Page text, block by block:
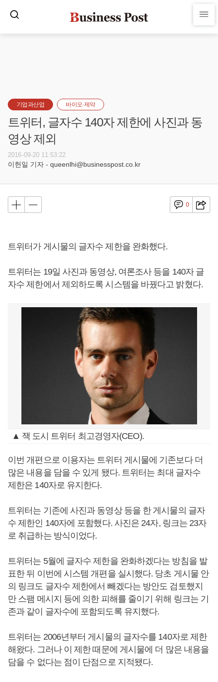
기업과산업 바이오·제약
트위터, 글자수 140자 제한에 사진과 동
영상 제외
2016-09-20 11:53:22
이헌일 기자 - queenlhi@businesspost.co.kr
0
트위터가 게시물의 글자수 제한을 완화했다.
트위터는 19일 사진과 동영상, 여론조사 등을 140자 글
자수 제한에서 제외하도록 시스템을 바꿨다고 밝혔다.
▲ 잭 도시 트위터 최고경영자(CEO).
이번 개편으로 이용자는 트위터 게시물에 기존보다 더
많은 내용을 담을 수 있게 됐다. 트위터는 최대 글자수
제한은 140자로 유지한다.
트위터는 기존에 사진과 동영상 등을 한 게시물의 글자
수 제한인 140자에 포함했다. 사진은 24자, 링크는 23자
로 취급하는 방식이었다.
트위터는 5월에 글자수 제한을 완화하겠다는 방침을 발
표한 뒤 이번에 시스템 개편을 실시했다. 당초 게시물 안
의 링크도 글자수 제한에서 빼겠다는 방안도 검토했지
만 스팸 메시지 등에 의한 피해를 줄이기 위해 링크는 기
존과 같이 글자수에 포함되도록 유지했다.
트위터는 2006년부터 게시물의 글자수를 140자로 제한
해왔다. 그러나 이 제한 때문에 게시물에 더 많은 내용을
담을 수 없다는 점이 단점으로 지적됐다.